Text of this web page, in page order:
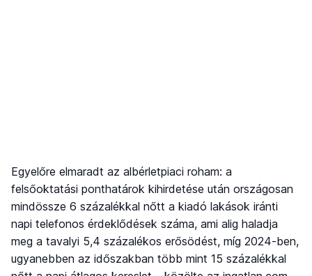
Egyelőre elmaradt az albérletpiaci roham: a
felsőoktatási ponthatárok kihirdetése után országosan
mindössze 6 százalékkal nőtt a kiadó lakások iránti
napi telefonos érdeklődések száma, ami alig haladja
meg a tavalyi 5,4 százalékos erősödést, míg 2024-ben,
ugyanebben az időszakban több mint 15 százalékkal